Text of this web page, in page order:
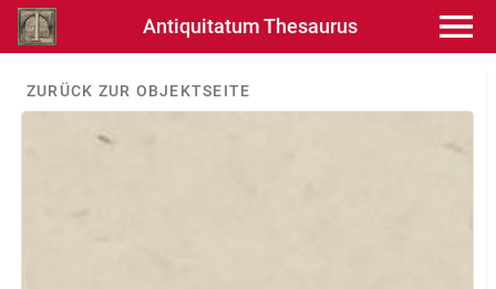
Antiquitatum Thesaurus
ZURÜCK ZUR OBJEKTSEITE